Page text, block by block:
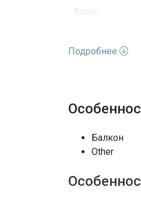
Адрес
Подробнее
Балкон
Other